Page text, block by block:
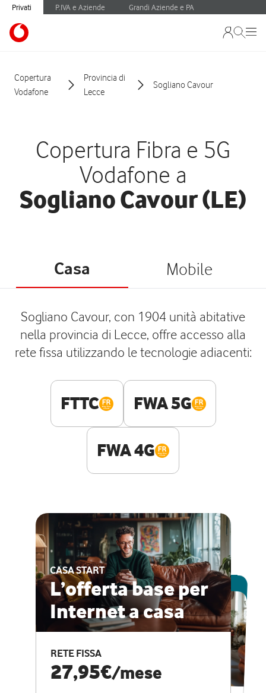
Privati P.IVA e Aziende Grandi Aziende e PA
Copertura
Vodafone
Provincia di
Lecce
Sogliano Cavour
Copertura Fibra e 5G
Vodafone a
Sogliano Cavour (LE)
Casa Mobile
Sogliano Cavour, con 1904 unità abitative
nella provincia di Lecce, offre accesso alla
rete fissa utilizzando le tecnologie adiacenti:
FTTC FWA 5G
FWA 4G
CASA START
L’offerta base per
Internet a casa
RETE FISSA
27,95€/mese
ESCLUSIVA ONLINE
CASA PRO
Internet veloce e
vantaggi speciali